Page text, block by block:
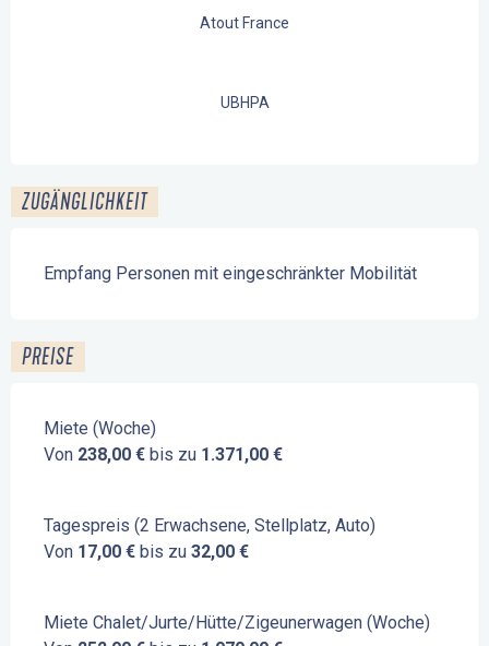
Atout France
UBHPA
ZUGÄNGLICHKEIT
Empfang Personen mit eingeschränkter Mobilität
PREISE
Miete (Woche)
Von 238,00 € bis zu 1.371,00 €
Tagespreis (2 Erwachsene, Stellplatz, Auto)
Von 17,00 € bis zu 32,00 €
Miete Chalet/Jurte/Hütte/Zigeunerwagen (Woche)